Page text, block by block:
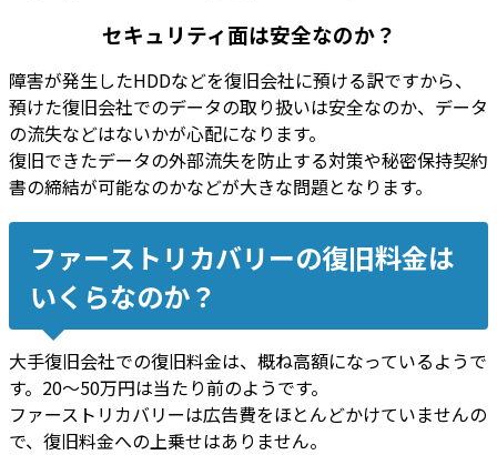
セキュリティ面は安全なのか？
障害が発生したHDDなどを復旧会社に預ける訳ですから、
預けた復旧会社でのデータの取り扱いは安全なのか、データ
の流失などはないかが心配になります。
復旧できたデータの外部流失を防止する対策や秘密保持契約
書の締結が可能なのかなどが大きな問題となります。
ファーストリカバリーの復旧料金は
いくらなのか？
大手復旧会社での復旧料金は、 概ね高額になっているようで
す。 20～50万円は当たり前のようです。
ファーストリカバリーは広告費をほとんどかけていませんの
で、 復旧料金への上乗せはありません。